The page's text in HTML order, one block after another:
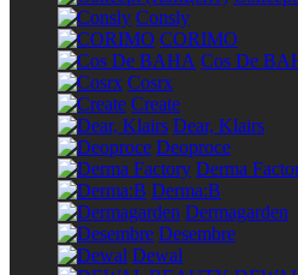
Consly
CORIMO
Cos De
Cosrx
Create
Dear, Klairs
Deoproce
Derma
Derma:B
Dermagarden
Desembre
Dewal